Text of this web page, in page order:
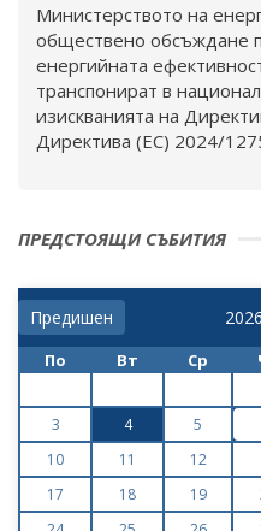
Министерството на
обществено обсъждане
енергийната
транспонират в
изискванията на
Директива (ЕС) 2024/
ПРЕДСТОЯЩИ СЪБИТИЯ
Предишен
По Вт Ср
3
4 5
10
11 12
17
18 19